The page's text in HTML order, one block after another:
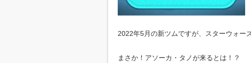
2022年5月の新ツムですが、スターウォー
まさか！アソーカ・タノが来るとは！？